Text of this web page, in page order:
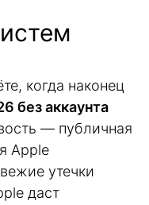
когда наконец
без аккаунта
— публичная
Apple
утечки
даст